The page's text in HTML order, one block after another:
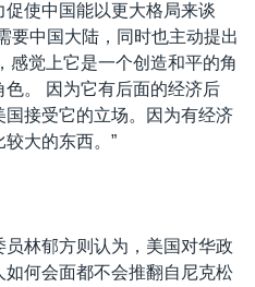
使中国能以更大格局来谈
要中国大陆，同时也主动提出
感觉上它是一个创造和平的角
。 因为它有后面的经济后
接受它的立场。因为有经济
大的东西。”
林郁方则认为，美国对华政
何会面都不会推翻自尼克松